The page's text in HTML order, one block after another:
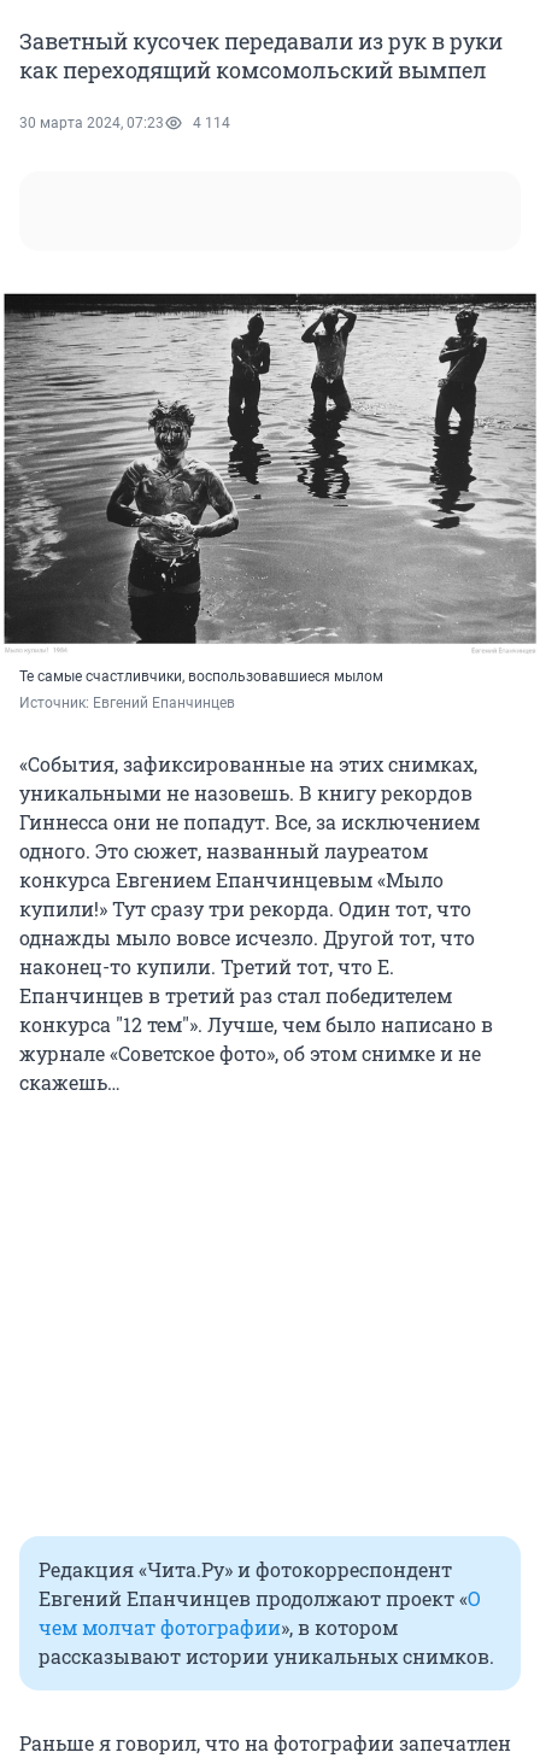
Заветный кусочек передавали из рук в руки
как переходящий комсомольский вымпел
30 марта 2024, 07:23 4 114
Те самые счастливчики, воспользовавшиеся мылом
Источник: Евгений Епанчинцев
«События, зафиксированные на этих снимках,
уникальными не назовешь. В книгу рекордов
Гиннесса они не попадут. Все, за исключением
одного. Это сюжет, названный лауреатом
конкурса Евгением Епанчинцевым «Мыло
купили!» Тут сразу три рекорда. Один тот, что
однажды мыло вовсе исчезло. Другой тот, что
наконец-то купили. Третий тот, что Е.
Епанчинцев в третий раз стал победителем
конкурса "12 тем"». Лучше, чем было написано в
журнале «Советское фото», об этом снимке и не
скажешь…
Редакция «Чита.Ру» и фотокорреспондент
Евгений Епанчинцев продолжают проект «О
чем молчат фотографии», в котором
рассказывают истории уникальных снимков.
Раньше я говорил, что на фотографии запечатлен